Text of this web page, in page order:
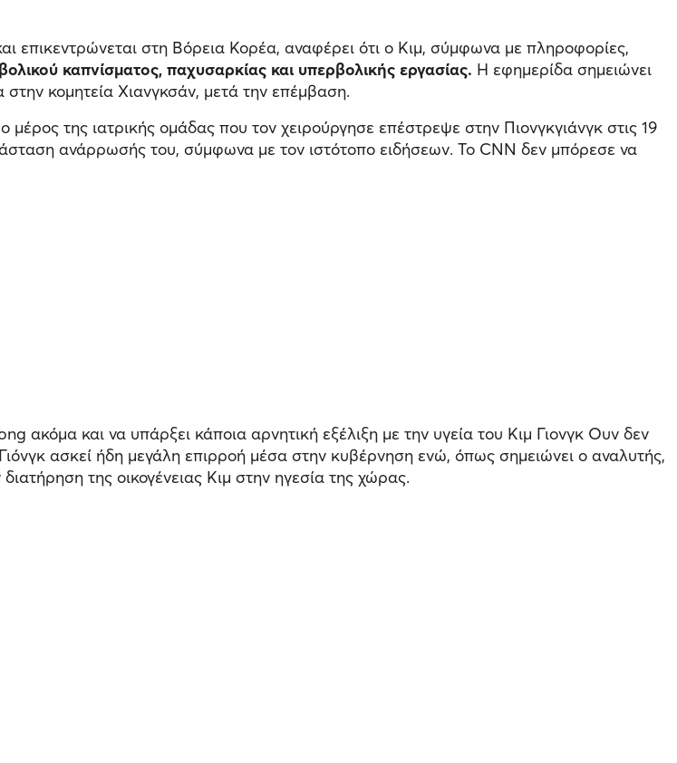
επικεντρώνεται στη Βόρεια Κορέα, αναφέρει ότι ο Κιμ, σύμφωνα με πληροφορίες,
καπνίσματος, παχυσαρκίας και υπερβολικής εργασίας. Η εφημερίδα σημειώνει
κομητεία Χιανγκσάν, μετά την επέμβαση.
της ιατρικής ομάδας που τον χειρούργησε επέστρεψε στην Πιονγκγιάνγκ στις 19
ανάρρωσής του, σύμφωνα με τον ιστότοπο ειδήσεων. Το CNN δεν μπόρεσε να
ακόμα και να υπάρξει κάποια αρνητική εξέλιξη με την υγεία του Κιμ Γιονγκ Ουν δεν
ασκεί ήδη μεγάλη επιρροή μέσα στην κυβέρνηση ενώ, όπως σημειώνει ο αναλυτής,
της οικογένειας Κιμ στην ηγεσία της χώρας.